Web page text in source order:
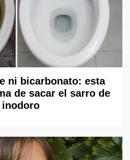
ni bicarbonato: esta
de sacar el sarro de
inodoro